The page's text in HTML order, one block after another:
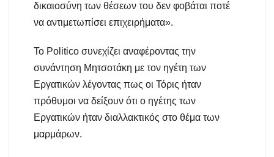
δικαιοσύνη των θέσεων του δεν φοβάται ποτέ
να αντιμετωπίσει επιχειρήματα».
Το Politico συνεχίζει αναφέροντας την
συνάντηση Μητσοτάκη με τον ηγέτη των
Εργατικών λέγοντας πως οι Τόρις ήταν
πρόθυμοι να δείξουν ότι ο ηγέτης των
Εργατικών ήταν διαλλακτικός στο θέμα των
μαρμάρων.